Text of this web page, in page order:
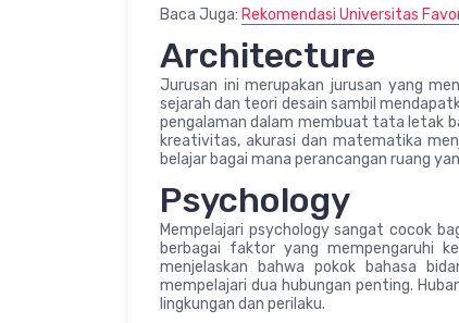
Baca Juga: Rekomendasi Universitas
Architecture
Jurusan ini merupakan jurusan yang
sejarah dan teori desain sambil
pengalaman dalam membuat tata letak
kreativitas, akurasi dan matematika
belajar bagai mana perancangan ruang
Psychology
Mempelajari psychology sangat cocok
berbagai faktor yang mempengaruhi
menjelaskan bahwa pokok bahasa
mempelajari dua hubungan penting.
lingkungan dan perilaku.